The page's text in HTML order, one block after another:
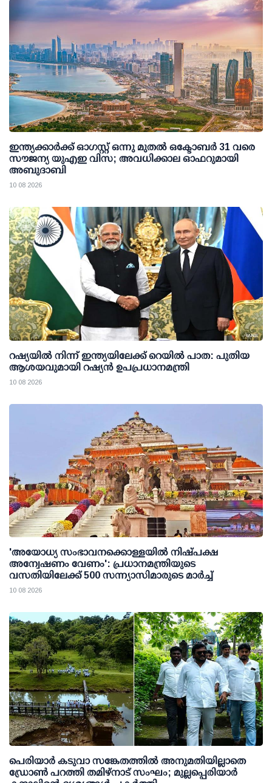
ഇന്ത്യക്കാര്‍ക്ക് ഓഗസ്റ്റ് ഒന്നു മുതല്‍ ഒക്ടോബര്‍ 31 വരെ
സൗജന്യ യുഎഇ വിസ; അവധിക്കാല ഓഫറുമായി
അബുദാബി
10 08 2026
റഷ്യയില്‍ നിന്ന് ഇന്ത്യയിലേക്ക് റെയില്‍ പാത: പുതിയ
ആശയവുമായി റഷ്യന്‍ ഉപപ്രധാനമന്ത്രി
10 08 2026
'അയോധ്യ സംഭാവനക്കൊള്ളയില്‍ നിഷ്പക്ഷ
അന്വേഷണം വേണം': പ്രധാനമന്ത്രിയുടെ
വസതിയിലേക്ക് 500 സന്ന്യാസിമാരുടെ മാര്‍ച്ച്
10 08 2026
പെരിയാര്‍ കടുവാ സങ്കേതത്തില്‍ അനുമതിയില്ലാതെ
ഡ്രോണ്‍ പറത്തി തമിഴ്നാട് സംഘം; മുല്ലപ്പെരിയാര്‍